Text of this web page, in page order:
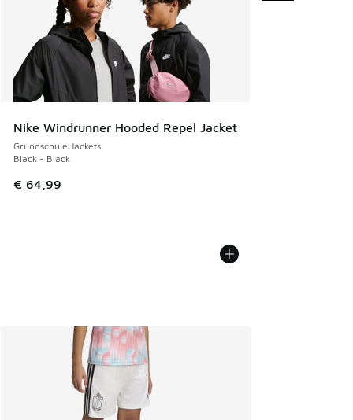
Nike Windrunner Hooded Repel Jacket
Grundschule Jackets
Black - Black
€ 64,99